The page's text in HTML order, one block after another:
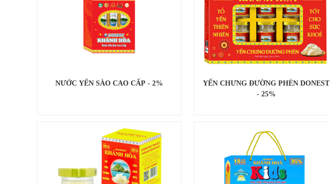
NƯỚC YẾN SÀO CAO CẤP - 2%
YẾN CHƯNG ĐƯỜNG PHÈN DONEST
- 25%